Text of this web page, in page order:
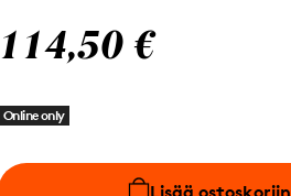
114,50 €
Online only
Lisää ostoskoriin